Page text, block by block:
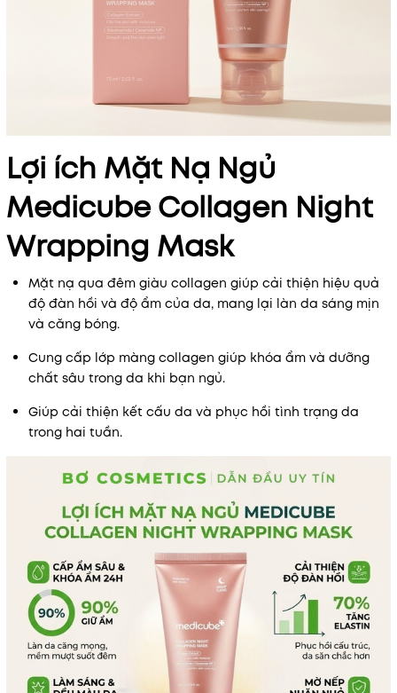
Lợi ích Mặt Nạ Ngủ
Medicube Collagen Night
Wrapping Mask
Mặt nạ qua đêm giàu collagen giúp cải thiện hiệu quả
độ đàn hồi và độ ẩm của da, mang lại làn da sáng mịn
và căng bóng.
Cung cấp lớp màng collagen giúp khóa ẩm và dưỡng
chất sâu trong da khi bạn ngủ.
Giúp cải thiện kết cấu da và phục hồi tình trạng da
trong hai tuần.